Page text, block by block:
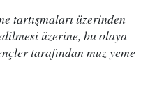
tartışmaları üzerinden
üzerine, bu olaya
tarafından muz yeme